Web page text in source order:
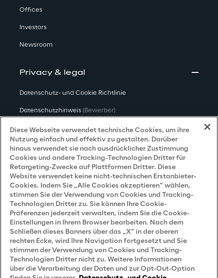
Offices
Investors
Newsroom
Privacy & legal
Datenschutz- und Cookie Richtlinie
Datenschutzhinweis (Bewerber)
Datenschutzhinweis(Kunden)
Datenschutzhinweis (Dienstleister)
Datenschutzhinweis (Marketing)
Accessibility Statement
Careers
Contacts
Diese Webseite verwendet technische Cookies, um ihre
Nutzung einfach und effektiv zu gestalten. Darüber
hinaus verwendet sie nach ausdrücklicher Zustimmung
Cookies und andere Tracking-Technologien Dritter für
Retargeting-Zwecke auf Plattformen Dritter. Diese
Website verwendet keine nicht-technischen Erstanbieter-
Cookies. Indem Sie „Alle Cookies akzeptieren“ wählen,
stimmen Sie der Verwendung von Cookies und Tracking-
Technologien Dritter zu. Sie können Ihre Cookie-
Präferenzen jederzeit verwalten, indem Sie die Cookie-
Einstellungen in Ihrem Browser bearbeiten. Nach dem
Schließen dieses Banners über das „X“ in der oberen
rechten Ecke, wird Ihre Navigation fortgesetzt und Sie
stimmen der Verwendung von Cookies und Tracking-
Technologien Dritter nicht zu. Weitere Informationen
über die Verarbeitung der Daten und zur Opt-Out-Option